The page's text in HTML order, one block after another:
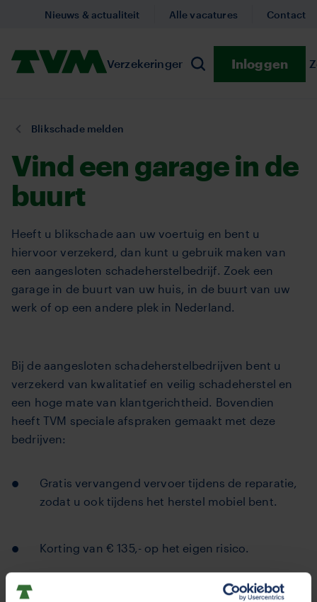
Overslaan
de
Homepage,
Verzekeringen SubmenuPreventie
Zoeken
Inloggen
Nieuws & actualiteit Alle vacatures Contact
U
hier:
Blikschade melden
Vind een garage in de
buurt
Heeft u blikschade aan uw voertuig en bent u
hiervoor verzekerd, dan kunt u gebruik maken van
een aangesloten schadeherstelbedrijf. Zoek een
garage in de buurt van uw huis, in de buurt van uw
werk of op een andere plek in Nederland.
Bij de aangesloten schadeherstelbedrijven bent u
verzekerd van kwalitatief en veilig schadeherstel en
een hoge mate van klantgerichtheid. Bovendien
heeft TVM speciale afspraken gemaakt met deze
bedrijven:
Gratis vervangend vervoer tijdens de reparatie,
zodat u ook tijdens het herstel mobiel bent.
Korting van € 135,- op het eigen risico.
Rechtstreekse facturatie naar TVM, waarbij u